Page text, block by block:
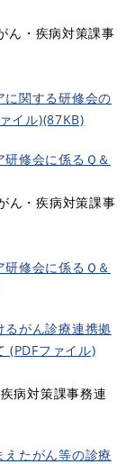
ん・疾病対策課事
関する研修会の
イル)(87KB)
修会に係るＱ＆
ん・疾病対策課事
修会に係るＱ＆
るがん診療連携拠
(PDFファイル)
病対策課事務連
たがん等の診療